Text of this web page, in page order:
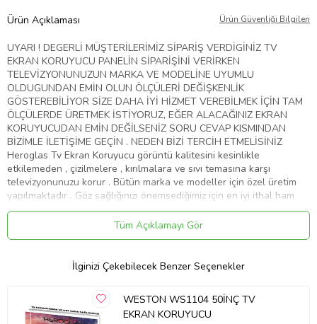
Ürün Açıklaması Ürün Güvenliği Bilgileri
UYARI ! DEGERLİ MÜŞTERİLERİMİZ SİPARİŞ VERDİGİNİZ TV
EKRAN KORUYUCU PANELİN SİPARİŞİNİ VERİRKEN
TELEVİZYONUNUZUN MARKA VE MODELİNE UYUMLU
OLDUGUNDAN EMİN OLUN ÖLÇÜLERİ DEĞİŞKENLİK
GÖSTEREBİLİYOR SİZE DAHA İYİ HİZMET VEREBİLMEK İÇİN TAM
ÖLÇÜLERDE ÜRETMEK İSTİYORUZ, EĞER ALACAĞINIZ EKRAN
KORUYUCUDAN EMİN DEĞİLSENİZ SORU CEVAP KISMINDAN
BİZİMLE İLETİŞİME GEÇİN . NEDEN BİZİ TERCİH ETMELİSİNİZ
Heroglas Tv Ekran Koruyucu görüntü kalitesini kesinlikle
etkilemeden , çizilmelere , kırılmalara ve sıvı temasına karşı
televizyonunuzu korur . Bütün marka ve modeller için özel üretim
yapılmaktadır . Göz sağlığınızı önemsediğimiz için en iyi ithal ham
maddeyi kullanıyoruz .Ekranınızın yıllar sonra dahi ilk gün ki gibi
kalmasını sağlar Ürünlerimiz görüntü , solma ve sararma kaybına
karşı 10 yıl garanti kapsamındadır . Full HD 4K - 8K ve tüm TV' ler
%100 şeffaflığa sahiptir. Televizyon ekranından 10 kat daha
sağlamdır . Cam gibi keskin değildir.Size ve çoçuklarınıza zarar
Ürünümüzü televizyonunuza birebir ölçüde yaptığımız için ve
tamamen şeffaf bir görünüme sahip olduğu için farkedilmez. Nemli
Tüm Açıklamayı Gör
İlginizi Çekebilecek Benzer Seçenekler
WESTON WS1104 50İNÇ TV
EKRAN KORUYUCU